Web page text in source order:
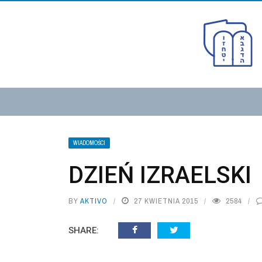
WIADOMOŚCI
DZIEŃ IZRAELSKI
BY AKTIVO 27 KWIETNIA 2015 2584
SHARE: